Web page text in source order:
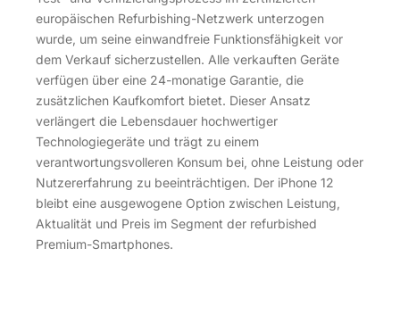
europäischen Refurbishing-Netzwerk unterzogen
wurde, um seine einwandfreie Funktionsfähigkeit vor
dem Verkauf sicherzustellen. Alle verkauften Geräte
verfügen über eine 24-monatige Garantie, die
zusätzlichen Kaufkomfort bietet. Dieser Ansatz
verlängert die Lebensdauer hochwertiger
Technologiegeräte und trägt zu einem
verantwortungsvolleren Konsum bei, ohne Leistung oder
Nutzererfahrung zu beeinträchtigen. Der iPhone 12
bleibt eine ausgewogene Option zwischen Leistung,
Aktualität und Preis im Segment der refurbished
Premium-Smartphones.